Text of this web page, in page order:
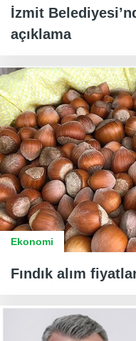
İzmit
açıklama
Ekonomi
Fındık alım